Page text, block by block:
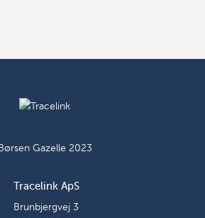
Tracelink ApS
Brunbjergvej 3